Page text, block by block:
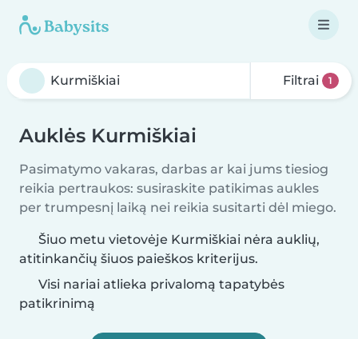
Filtrai 1
Auklės Kurmiškiai
Pasimatymo vakaras, darbas ar kai jums tiesiog
reikia pertraukos: susiraskite patikimas aukles
per trumpesnį laiką nei reikia susitarti dėl miego.
Šiuo metu vietovėje Kurmiškiai nėra auklių,
atitinkančių šiuos paieškos kriterijus.
Visi nariai atlieka privalomą tapatybės
patikrinimą